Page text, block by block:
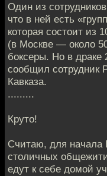
Один из
что в ней есть
которая состоит из
(в Москве — около
боксеры. Но в
сообщил сотрудник
Кавказа.
.........
Круто!
Считаю, для начала
столичных
едут к себе домой